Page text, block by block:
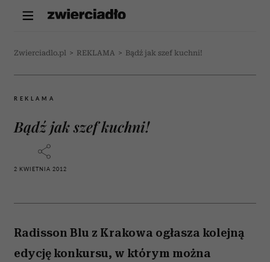
Zwierciadlo.pl > REKLAMA > Bądź jak szef kuchni!
REKLAMA
Bądź jak szef kuchni!
2 KWIETNIA 2012
Radisson Blu z Krakowa ogłasza kolejną
edycję konkursu, w którym można